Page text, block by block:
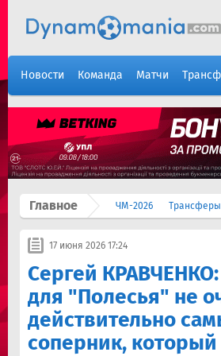
Новости Команда Матчи
Главное ЧМ-2026 Трансферы
17 июня 2026 17:24
Сергей
для "Полесья" не
действительно
соперник,